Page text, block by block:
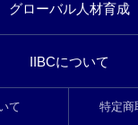
グローバル人材育成
IIBCについて
て 特定商